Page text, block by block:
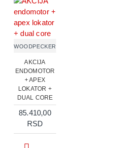
WOODPECKER
AKCIJA
ENDOMOTOR
+ APEX
LOKATOR +
DUAL CORE
85.410,00
RSD